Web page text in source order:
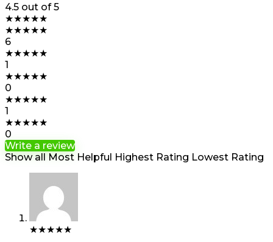
4.5 out of 5
★★★★★
★★★★★
6
★★★★★
1
★★★★★
0
★★★★★
1
★★★★★
0
Write a review
Show all Most Helpful Highest Rating Lowest Rating
★★★★★